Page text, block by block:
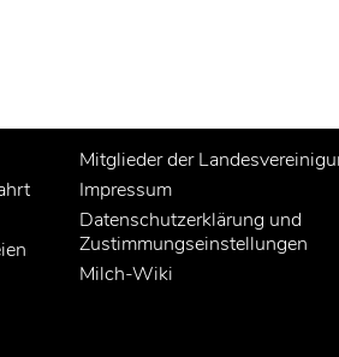
Mitglieder der
Impressum
Datenschutzerklärung und
Zustimmungseinstellungen
Milch-Wiki